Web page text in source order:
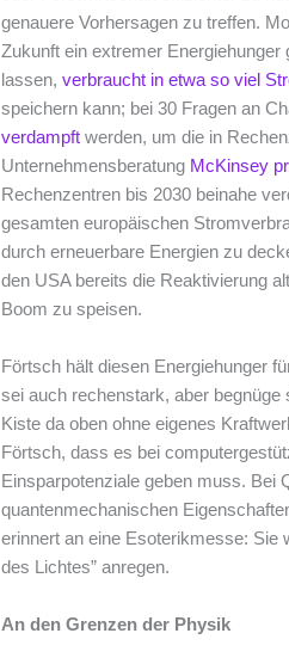
genauere Vorhersagen zu treffen.
Zukunft ein extremer
lassen,verbraucht in etwa so viel
speichern kann; bei 30 Fragen an
verdampft werden, um die in
Unternehmensberatung McKinsey
Rechenzentren bis 2030 beinahe
gesamten europäischen
durch erneuerbare Energien zu
den USA bereits die Reaktivierung
Boom zu speisen.
Förtsch hält diesen Energiehunger
sei auch rechenstark, aber begnüge
Kiste da oben ohne eigenes
Förtsch, dass es bei
Einsparpotenziale geben muss. Bei
quantenmechanischen
erinnert an eine Esoterikmesse: Sie
des Lichtes” anregen.
An den Grenzen der Physik